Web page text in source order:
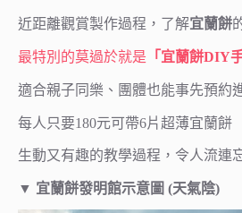
近距離觀賞製作過程，了解宜蘭餅
最特別的莫過於就是 「宜蘭餅DIY
適合親子同樂、團體也能事先預約
每人只要180元可帶6片超薄宜蘭餅
生動又有趣的教學過程，令人流連
▼ 宜蘭餅發明館示意圖 (天氣陰)